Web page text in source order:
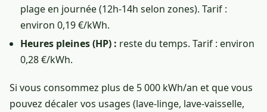
plage en journée (12h-14h selon zones). Tarif :
environ 0,19 €/kWh.
Heures pleines (HP) : reste du temps. Tarif : environ
0,28 €/kWh.
Si vous consommez plus de 5 000 kWh/an et que vous
pouvez décaler vos usages (lave-linge, lave-vaisselle,